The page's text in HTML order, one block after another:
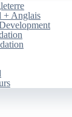
+ Anglais